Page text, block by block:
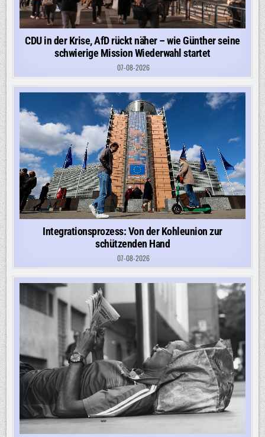
CDU in der Krise, AfD rückt näher – wie Günther seine
schwierige Mission Wiederwahl startet
07-08-2026
Integrationsprozess: Von der Kohleunion zur
schützenden Hand
07-08-2026